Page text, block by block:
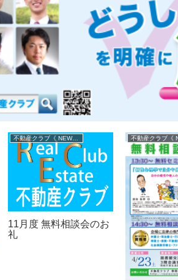
不動産クラブ《 NEWS 》
11月度 無料相談会のお
礼